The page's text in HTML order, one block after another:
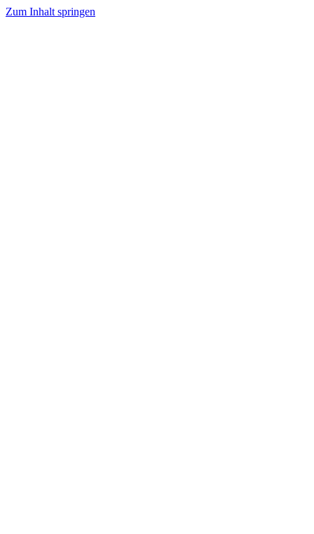
Zum Inhalt springen